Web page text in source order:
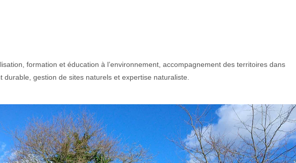
formation et éducation à l’environnement, accompagnement des territoires dans
gestion de sites naturels et expertise naturaliste.